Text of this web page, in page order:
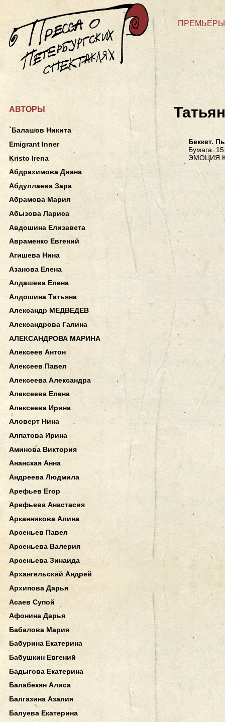
ПРЕМЬЕРЫ
Беккет.
Бумага.
ЭМОЦИЯ
АВТОРЫ
`Балашов Никита
Emigrant Inner
Kristo Irena
Абдрахимова Диана
Абдуллаева Зара
Абрамова Мария
Абызова Лариса
Авдошина Елизавета
Авраменко Евгений
Агишева Нина
Азанова Елена
Алдашева Елена
Алдошина Татьяна
Александр МЕДВЕДЕВ
Александрова Галина
АЛЕКСАНДРОВА МАРИНА
Алексеев Антон
Алексеев Павел
Алексеева Александра
Алексеева Елена
Алексеева Ирина
Аловерт Нина
Алпатова Ирина
Аминова Виктория
Ананская Анна
Андреева Людмила
Арефьев Егор
Арефьева Анастасия
Арканникова Алина
Арсеньев Павел
Арсеньева Валерия
Арсеньева Зинаида
Архангельский Андрей
Архипова Дарья
Асаев Супой
Афонина Дарья
Бабалова Мария
Бабурина Екатерина
Бабушкин Евгений
Бадыгова Екатерина
Балабекян Алиса
Балгазина Азалия
Балуева Екатерина